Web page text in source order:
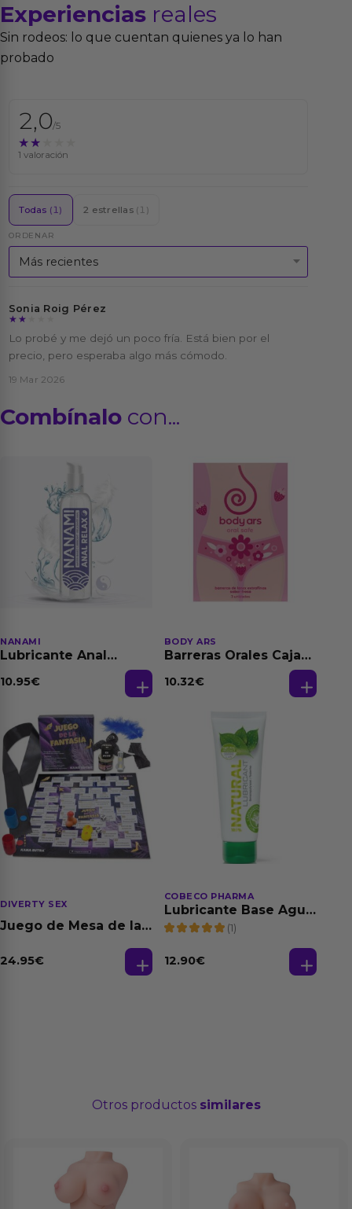
Experiencias reales
Sin rodeos: lo que cuentan quienes ya lo han
probado
2,0/5
★★★★★
★★★★★
1 valoración
Todas (1) 2 estrellas (1)
ORDENAR
Sonia Roig Pérez
★★★★★
★★★★★
Lo probé y me dejó un poco fría. Está bien por el
precio, pero esperaba algo más cómodo.
19 Mar 2026
Combínalo con...
NANAMI
Lubricante Anal
Dilatación Base Agua
10.95€
BODY ARS
Barreras Orales Caja
10.32€
DIVERTY SEX
Juego de Mesa de las
24.95€
COBECO PHARMA
Lubricante Base Agua
100% Natural 125 ml
(1)
12.90€
Otros productos similares